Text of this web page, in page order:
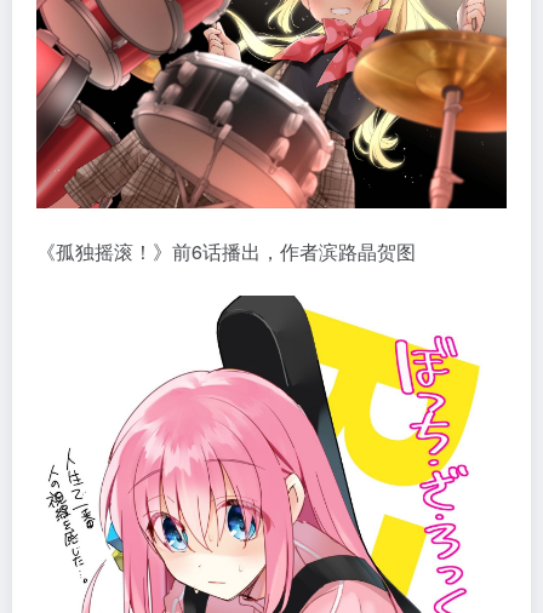
《孤独摇滚！》前6话播出，作者滨路晶贺图